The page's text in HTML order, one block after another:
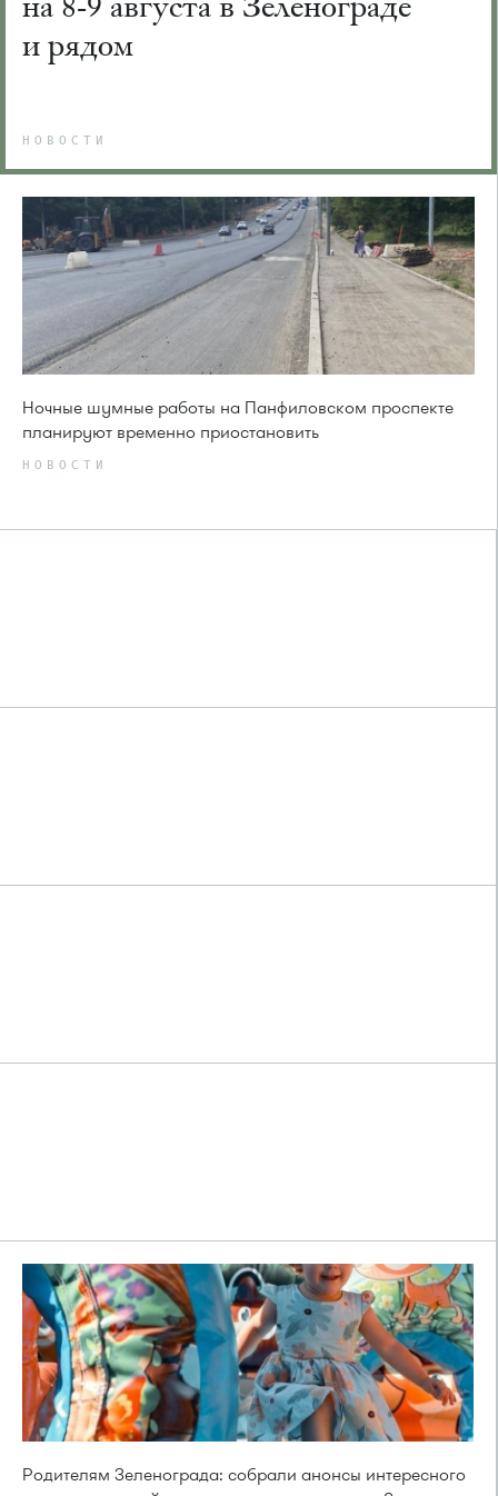
и рядом
НОВОСТИ
Ночные шумные работы на Панфиловском проспекте
планируют временно приостановить
НОВОСТИ
Родителям Зеленограда: собрали анонсы интересного